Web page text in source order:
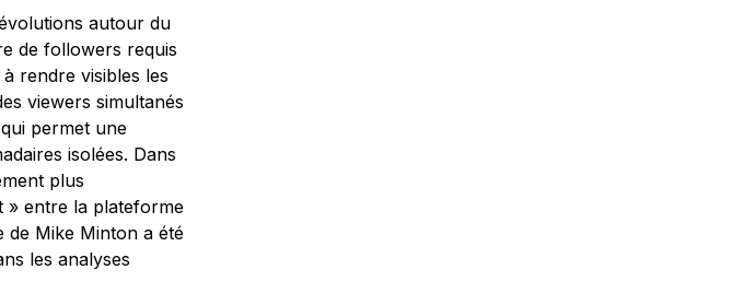
autour du
de followers requis
rendre visibles les
viewers simultanés
permet une
isolées. Dans
plus
» entre la plateforme
de Mike Minton a été
les analyses